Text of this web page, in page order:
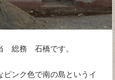
総務 石橋です。
ンク色で南の島というイ